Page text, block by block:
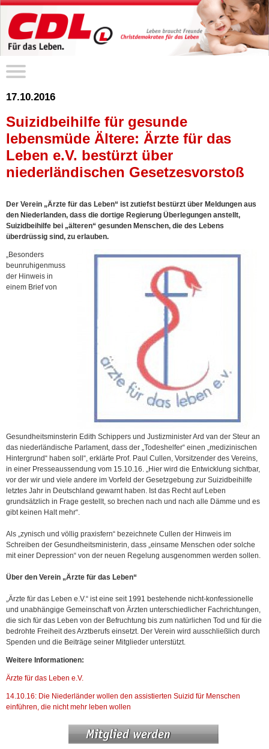
17.10.2016
Suizidbeihilfe für gesunde
lebensmüde Ältere: Ärzte für das
Leben e.V. bestürzt über
niederländischen Gesetzesvorstoß
Der Verein „Ärzte für das Leben“ ist zutiefst bestürzt über Meldungen aus
den Niederlanden, dass die dortige Regierung Überlegungen anstellt,
Suizidbeihilfe bei „älteren“ gesunden Menschen, die des Lebens
überdrüssig sind, zu erlauben.
„Besonders
beunruhigenmuss
der Hinweis in
einem Brief von
Gesundheitsminsterin Edith Schippers und Justizminister Ard van der Steur an
das niederländische Parlament, dass der „Todeshelfer“ einen „medizinischen
Hintergrund“ haben soll“, erklärte Prof. Paul Cullen, Vorsitzender des Vereins,
in einer Presseaussendung vom 15.10.16. „Hier wird die Entwicklung sichtbar,
vor der wir und viele andere im Vorfeld der Gesetzgebung zur Suizidbeihilfe
letztes Jahr in Deutschland gewarnt haben. Ist das Recht auf Leben
grundsätzlich in Frage gestellt, so brechen nach und nach alle Dämme und es
gibt keinen Halt mehr“.
Als „zynisch und völlig praxisfern“ bezeichnete Cullen der Hinweis im
Schreiben der Gesundheitsministerin, dass „einsame Menschen oder solche
mit einer Depression“ von der neuen Regelung ausgenommen werden sollen.
Über den Verein „Ärzte für das Leben“
„Ärzte für das Leben e.V.“ ist eine seit 1991 bestehende nicht-konfessionelle
und unabhängige Gemeinschaft von Ärzten unterschiedlicher Fachrichtungen,
die sich für das Leben von der Befruchtung bis zum natürlichen Tod und für die
bedrohte Freiheit des Arztberufs einsetzt. Der Verein wird ausschließlich durch
Spenden und die Beiträge seiner Mitglieder unterstützt.
Weitere Informationen:
Ärzte für das Leben e.V.
14.10.16: Die Niederländer wollen den assistierten Suizid für Menschen
einführen, die nicht mehr leben wollen